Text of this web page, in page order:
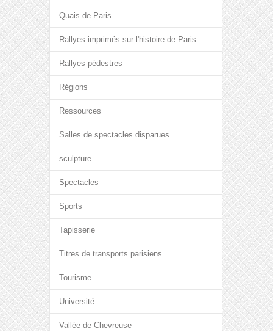
Quais de Paris
Rallyes imprimés sur l'histoire de Paris
Rallyes pédestres
Régions
Ressources
Salles de spectacles disparues
sculpture
Spectacles
Sports
Tapisserie
Titres de transports parisiens
Tourisme
Université
Vallée de Chevreuse